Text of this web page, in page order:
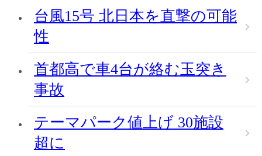
台風15号 北日本を直撃の可能
性
首都高で車4台が絡む玉突き
事故
テーマパーク値上げ 30施設
超に